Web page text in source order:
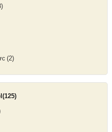
độ ẩm ướt trơn tru, không bị
bằng nước sạch, để khô và
cho lần sử dụng sau.
(2)
(125)